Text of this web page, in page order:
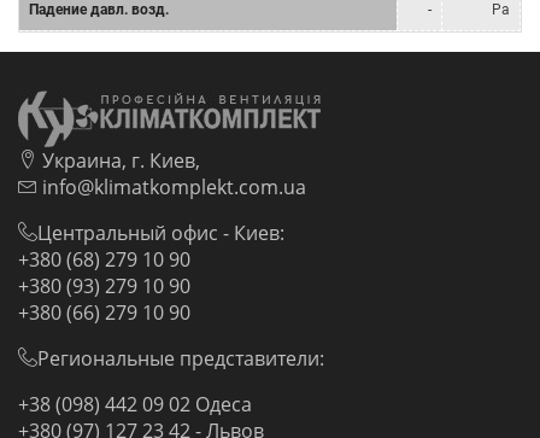
Падение давл. возд. - Pa
Украина, г. Киев,
info@klimatkomplekt.com.ua
Центральный офис - Киев:
+380 (68) 279 10 90
+380 (93) 279 10 90
+380 (66) 279 10 90
Региональные представители:
+38 (098) 442 09 02 Одеса
+380 (97) 127 23 42 - Львов